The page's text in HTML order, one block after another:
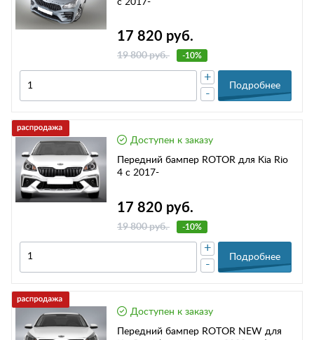
с 2017-
17 820 руб.
19 800 руб. -10%
-
+
Подробнее
Доступен к заказу
Передний бампер ROTOR для Kia Rio
4 с 2017-
17 820 руб.
19 800 руб. -10%
-
+
Подробнее
Доступен к заказу
Передний бампер ROTOR NEW для